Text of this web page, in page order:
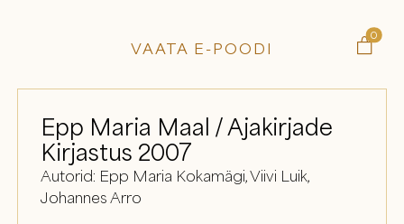
VAATA E-POODI
0

Epp Maria Maal / Ajakirjade
Kirjastus 2007
Autorid: Epp Maria Kokamägi, Viivi Luik,
Johannes Arro